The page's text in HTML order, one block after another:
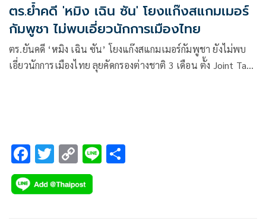
ตร.ย้ำคดี 'หมิง เฉิน ซัน' โยงแก๊งสแกมเมอร์
กัมพูชา ไม่พบเอี่ยวนักการเมืองไทย
ตร.ยันคดี ‘หมิง เฉิน ซัน’ โยงแก๊งสแกมเมอร์กัมพูชา ยังไม่พบ
เอี่ยวนักการเมืองไทย ลุยคัดกรองต่างชาติ 3 เดือน ตั้ง Joint Task
F
ac
e
T
wi
tt
C
o
p
Li